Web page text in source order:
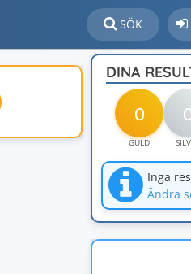
SÖK
DINA
0
GULD
Inga
Ändra